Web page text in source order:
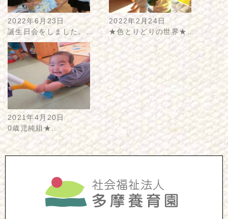
2022年6月23日
誕生日会をしました。…
2022年2月24日
★色とりどりの世界★…
2021年4月20日
0歳児純組★…